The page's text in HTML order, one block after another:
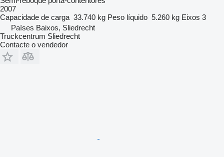
2007
Capacidade de carga 33.740 kg Peso líquido 5.260 kg Eixos 3
Países Baixos, Sliedrecht
Truckcentrum Sliedrecht
Contacte o vendedor